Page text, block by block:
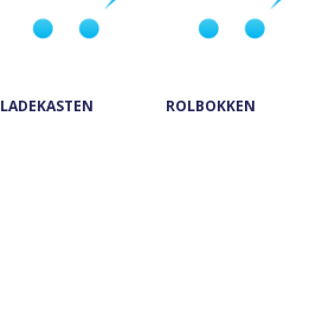
LADEKASTEN ROLBOKKEN